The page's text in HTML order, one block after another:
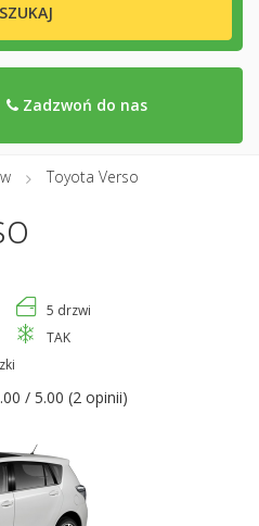
SZUKAJ
Zadzwoń do nas
Toyota Verso
5 drzwi
TAK
/ 5.00 (2 opinii)